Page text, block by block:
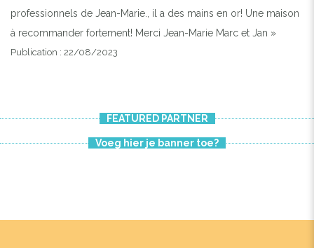
professionnels de Jean-Marie., il a des mains en or! Une maison
à recommander fortement! Merci Jean-Marie Marc et Jan »
Publication : 22/08/2023
FEATURED PARTNER
Voeg hier je banner toe?